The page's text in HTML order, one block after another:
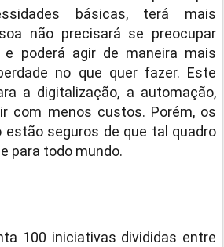
básicas, terá mais
não precisará se preocupar
poderá agir de maneira mais
no que quer fazer. Este
a digitalização, a automação,
com menos custos. Porém, os
estão seguros de que tal quadro
para todo mundo.
100 iniciativas divididas entre